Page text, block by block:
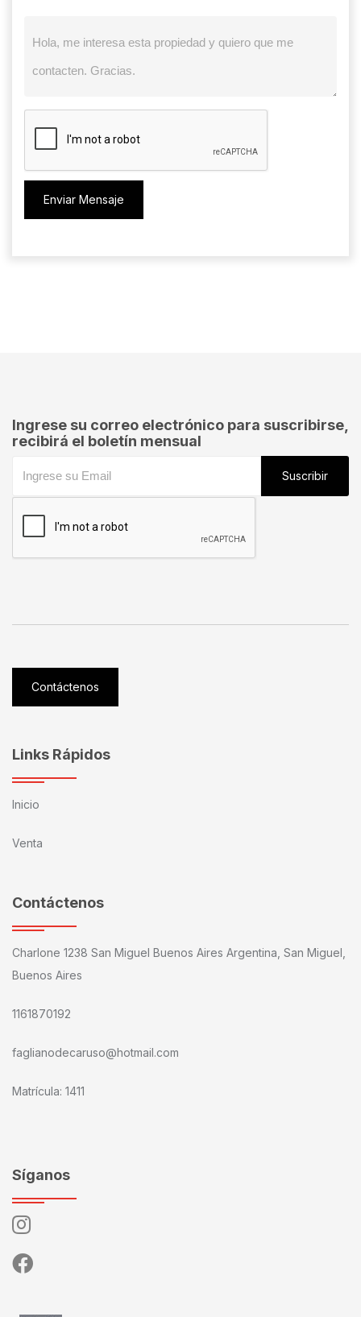
Enviar Mensaje
Ingrese su correo electrónico para suscribirse,
recibirá el boletín mensual
Suscribir
Contáctenos
Links Rápidos
Inicio
Venta
Contáctenos
Charlone 1238 San Miguel Buenos Aires Argentina, San Miguel,
Buenos Aires
1161870192
faglianodecaruso@hotmail.com
Matrícula: 1411
Síganos